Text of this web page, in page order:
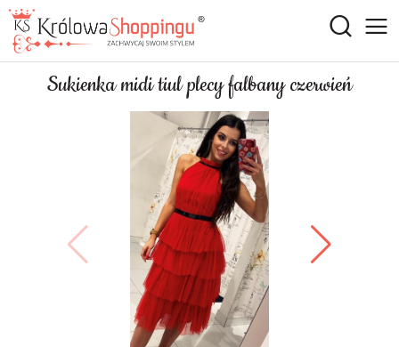
Sukienka midi tiul plecy falbany czerwień